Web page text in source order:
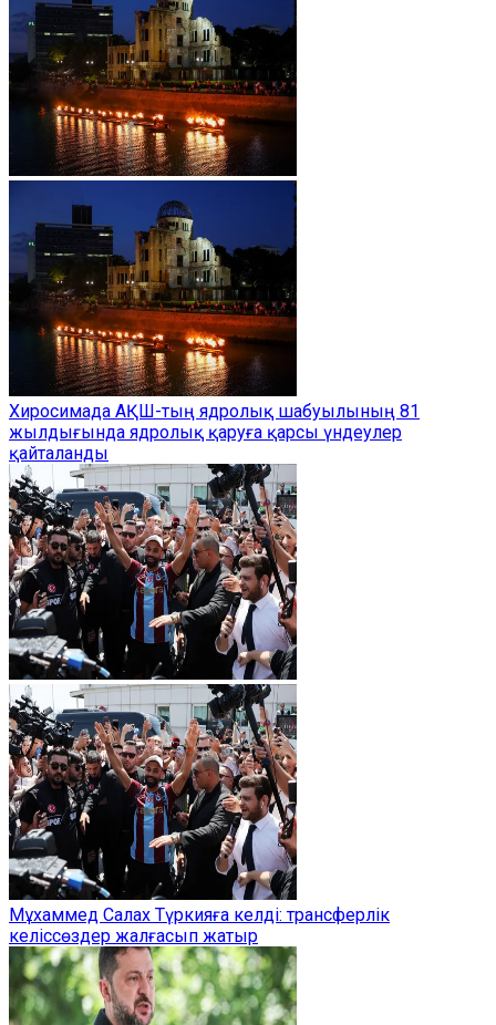
Хиросимада АҚШ-тың ядролық шабуылының 81
жылдығында ядролық қаруға қарсы үндеулер
қайталанды
Мұхаммед Салах Түркияға келді: трансферлік
келіссөздер жалғасып жатыр